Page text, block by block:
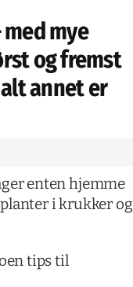
mye
og fremst
annet er
enten hjemme
planter i krukker og
tips til